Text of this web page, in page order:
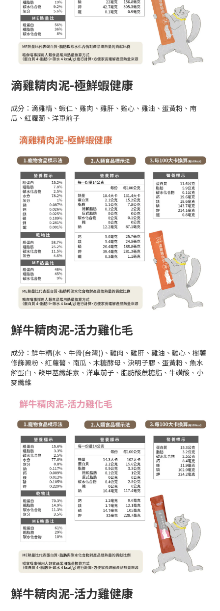
滴雞精肉泥-極鮮蝦健康
成分：滴雞精、蝦仁、雞肉、雞肝、雞心、雞油、蛋黃粉、南
瓜、紅蘿蔔、洋車前子
鮮牛精肉泥-活力雞化毛
成分：鮮牛精(水、牛骨(台灣))、雞肉、雞肝、雞油、雞心、樹薯
修飾澱粉、紅蘿蔔、南瓜、木糖酵母、決明子膠、蛋黃粉、魚水
解蛋白、羧甲基纖維素、洋車前子、脂肪酸蔗糖脂、牛磺酸、小
麥纖維
鮮牛精肉泥-活力雞健康